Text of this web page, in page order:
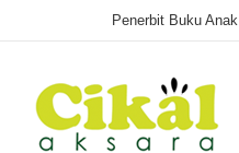
Penerbit Buku Anak